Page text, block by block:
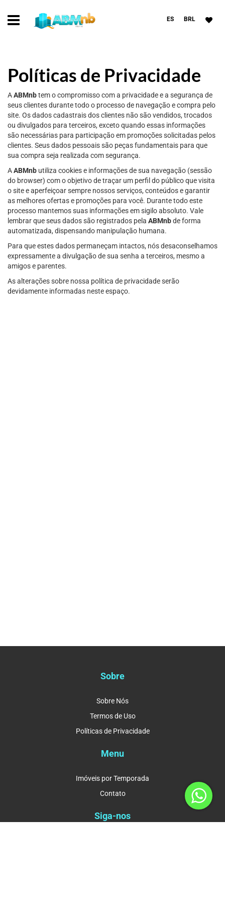
ES BRL
Políticas de Privacidade
AABMnbtem o compromisso com a privacidade e a segurança de
seus clientes durante todo o processo de navegação e compra pelo
site. Os dados cadastrais dos clientes não são vendidos, trocados
ou divulgados para terceiros, exceto quando essas informações
são necessárias para participação em promoções solicitadas pelos
clientes. Seus dados pessoais são peças fundamentais para que
sua compra seja realizada com segurança.
AABMnb utiliza cookies e informações de sua navegação (sessão
do browser) com o objetivo de traçar um perfil do público que visita
o site e aperfeiçoar sempre nossos serviços, conteúdos e garantir
as melhores ofertas e promoções para você. Durante todo este
processo mantemos suas informações em sigilo absoluto. Vale
lembrar que seus dados são registrados pela ABMnbde forma
automatizada, dispensando manipulação humana.
Para que estes dados permaneçam intactos, nós desaconselhamos
expressamente a divulgação de sua senha a terceiros, mesmo a
amigos e parentes.
As alterações sobre nossa política de privacidade serão
devidamente informadas neste espaço.
Sobre
Sobre Nós
Termos de Uso
Políticas de Privacidade
Menu
Imóveis por Temporada
Contato
Siga-nos